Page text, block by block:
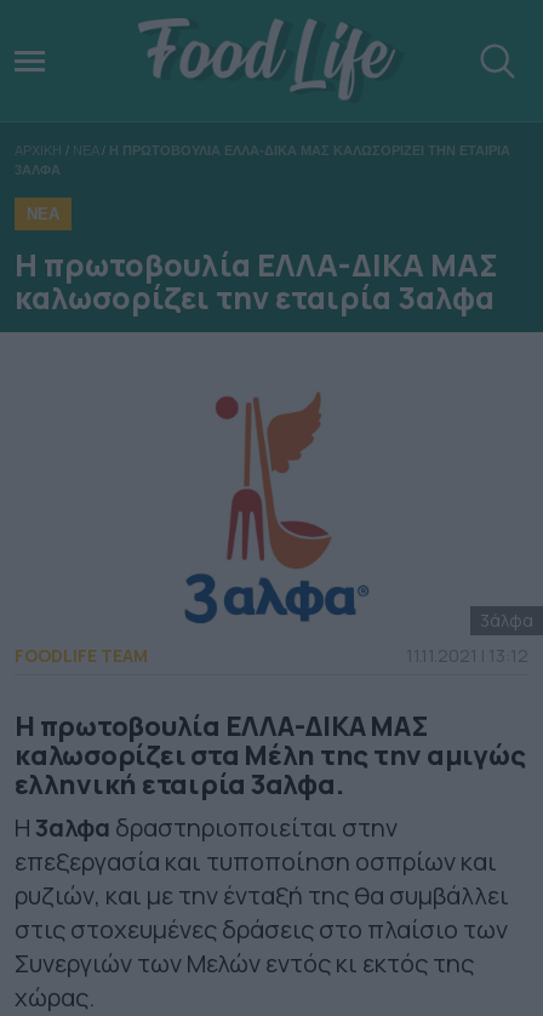
ΑΡΧΙΚΗ / ΝΕΑ / Η ΠΡΩΤΟΒΟΥΛΙΑ ΕΛΛΑ-ΔΙΚΑ ΜΑΣ ΚΑΛΩΣΟΡΙΖΕΙ ΤΗΝ ΕΤΑΙΡΙΑ
3ΑΛΦΑ
ΝΕΑ
Η πρωτοβουλία ΕΛΛΑ-ΔΙΚΑ ΜΑΣ
καλωσορίζει την εταιρία 3αλφα
3άλφα
FOODLIFE TEAM
11.11.2021 | 13:12
Η πρωτοβουλία ΕΛΛΑ-ΔΙΚΑ ΜΑΣ
καλωσορίζει στα Μέλη της την αμιγώς
ελληνική εταιρία 3αλφα.
H 3αλφα δραστηριοποιείται στην
επεξεργασία και τυποποίηση οσπρίων και
ρυζιών, και με την ένταξή της θα συμβάλλει
στις στοχευμένες δράσεις στο πλαίσιο των
Συνεργιών των Μελών εντός κι εκτός της
χώρας.